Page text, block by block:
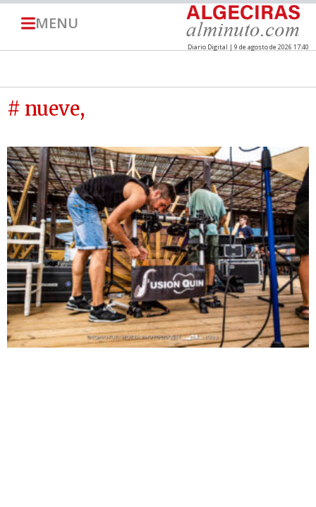
MENU
Diario Digital | 9 de agosto de 2026 17:40
# nueve,